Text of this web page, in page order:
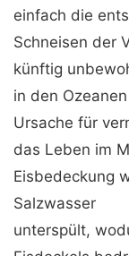
einfach die
Schneisen der
künftig
in den
Ursache für
das Leben im
Eisbedeckung
Salzwasser
unterspült,